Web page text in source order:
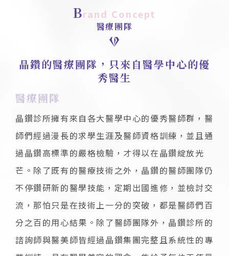
Brand Concept
醫療團隊
晶鑽的醫療團隊，只來自醫學中心的優
秀醫生
醫療團隊
晶鑽診所擁有來自各大醫學中心的優秀醫師群，醫
師們經過漫長的求學生涯及醫師資格訓練，並且通
過晶鑽高標準的嚴格檢驗，才得以在晶鑽綻放光
芒。除了既有的醫療技術之外，晶鑽的醫師團隊仍
不停鑽研新的醫學技能，定期出國進修，並檢討交
流，那怕只是在技術上一分的突破，都是醫師們百
分之百的用心結果。除了醫師團隊外，晶鑽診所的
諮詢師與醫美師皆經過晶鑽集團完整且系統性的專